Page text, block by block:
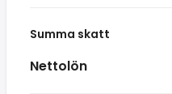
Summa skatt
Nettolön